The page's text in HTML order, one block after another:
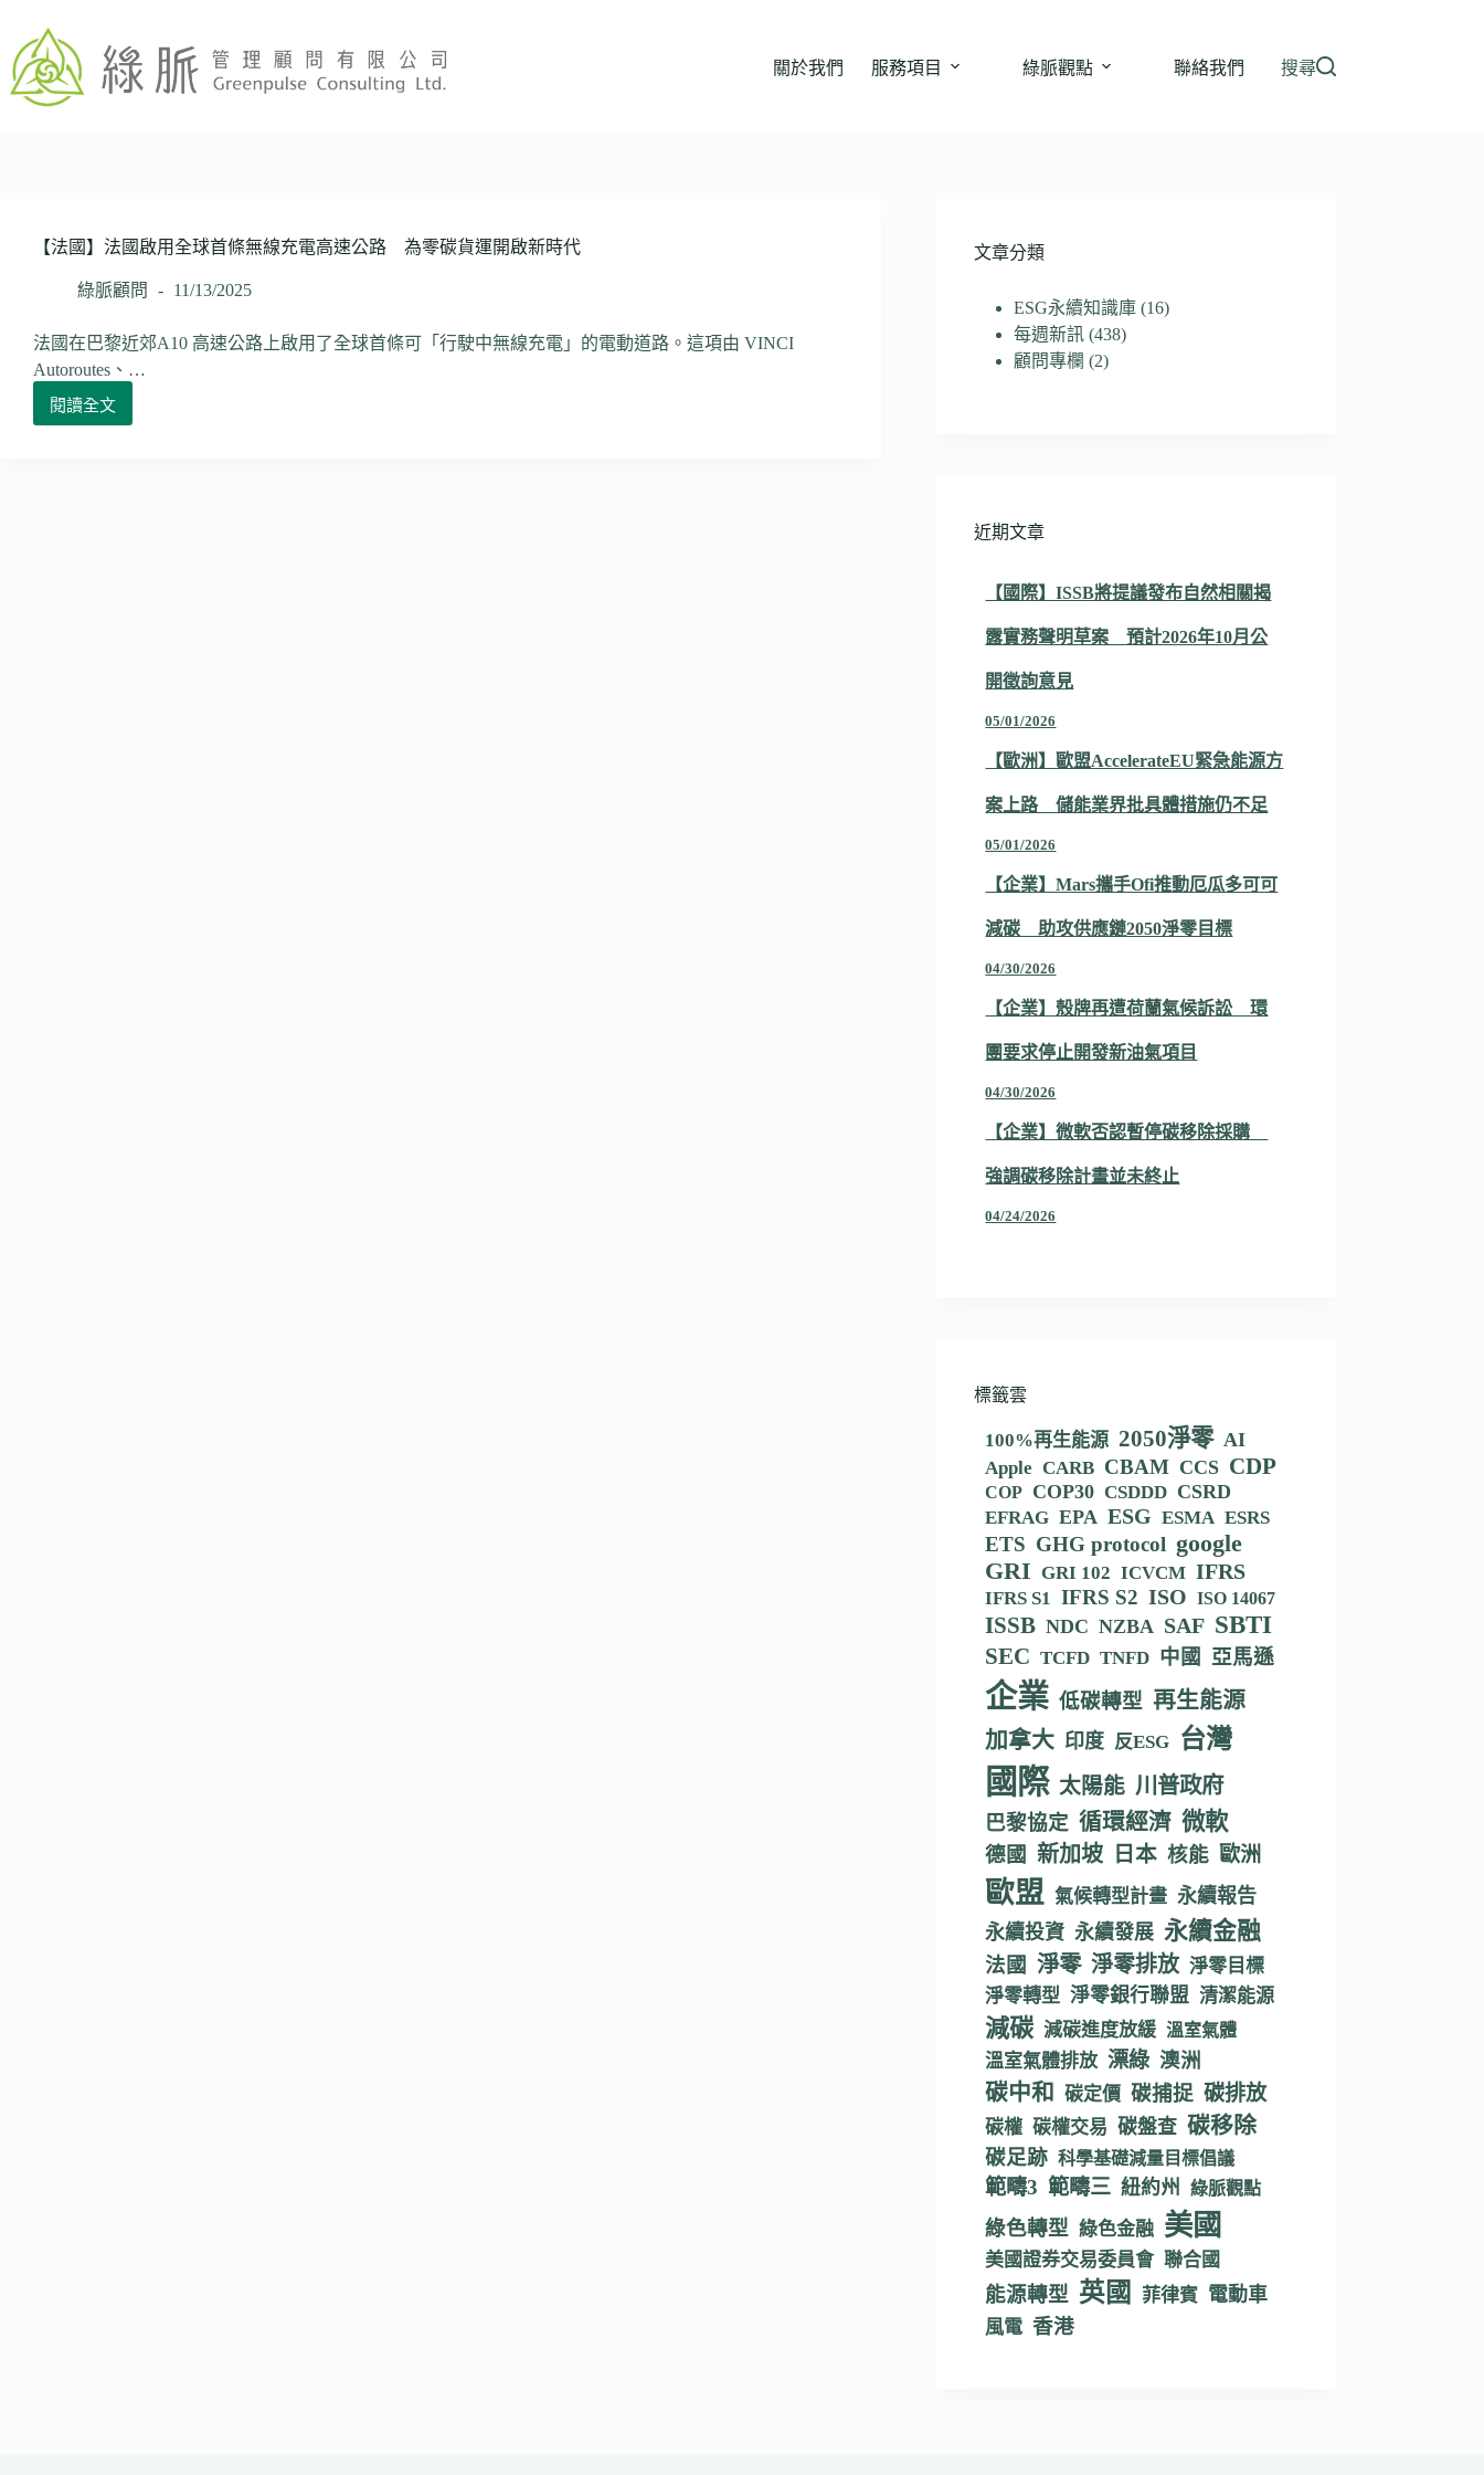
主
要
關於我們 服務項目 綠脈觀點 聯絡我們 搜尋
【法國】法國啟用全球首條無線充電高速公路 為零碳貨運開啟新時代
綠脈顧問 11/13/2025
法國在巴黎近郊A10 高速公路上啟用了全球首條可「行駛中無線充電」的電動道路。這項由 VINCI
Autoroutes、…
閱讀全文
【法
文章分類
ESG永續知識庫(16)
每週新訊(438)
顧問專欄 (2)
近期文章
【國際】ISSB將提議發布自然相關揭
露實務聲明草案 預計2026年10月公
開徵詢意見
05/01/2026
【歐洲】歐盟AccelerateEU緊急能源方
案上路 儲能業界批具體措施仍不足
05/01/2026
【企業】Mars攜手Ofi推動厄瓜多可可
減碳 助攻供應鏈2050淨零目標
04/30/2026
【企業】殼牌再遭荷蘭氣候訴訟 環
團要求停止開發新油氣項目
04/30/2026
【企業】微軟否認暫停碳移除採購
強調碳移除計畫並未終止
04/24/2026
標籤雲
100%再生能源 2050淨零 AI
Apple CARB CBAM CCS CDP
COP COP30 CSDDD CSRD
EFRAG EPA ESG ESMA ESRS
ETS GHG protocol google
GRI GRI 102 ICVCM IFRS
IFRS S1 IFRS S2 ISO ISO 14067
ISSB NDC NZBA SAF SBTI
SEC TCFD TNFD 中國 亞馬遜
企業 低碳轉型 再生能源
加拿大 印度 反ESG 台灣
國際 太陽能 川普政府
巴黎協定 循環經濟 微軟
德國 新加坡 日本 核能 歐洲
歐盟 氣候轉型計畫 永續報告
永續投資 永續發展 永續金融
法國 淨零 淨零排放 淨零目標
淨零轉型 淨零銀行聯盟 清潔能源
減碳 減碳進度放緩 溫室氣體
溫室氣體排放 漂綠 澳洲
碳中和 碳定價 碳捕捉 碳排放
碳權 碳權交易 碳盤查 碳移除
碳足跡 科學基礎減量目標倡議
範疇3 範疇三 紐約州 綠脈觀點
綠色轉型 綠色金融 美國
美國證券交易委員會 聯合國
能源轉型 英國 菲律賓 電動車
風電 香港